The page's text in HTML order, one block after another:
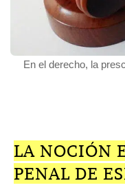
En el derecho, la
LA NOCIÓN
PENAL DE